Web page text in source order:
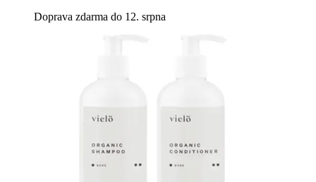
Doprava zdarma do 12. srpna